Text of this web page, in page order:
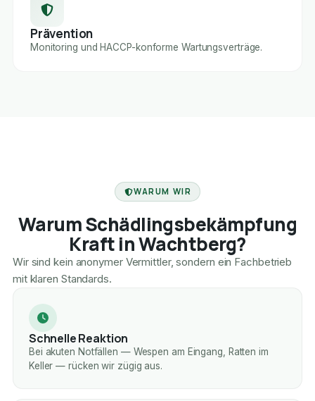
Prävention
Monitoring und HACCP-konforme Wartungsverträge.
WARUM WIR
Warum Schädlingsbekämpfung
Kraft in Wachtberg?
Wir sind kein anonymer Vermittler, sondern ein Fachbetrieb
mit klaren Standards.
Schnelle Reaktion
Bei akuten Notfällen — Wespen am Eingang, Ratten im
Keller — rücken wir zügig aus.